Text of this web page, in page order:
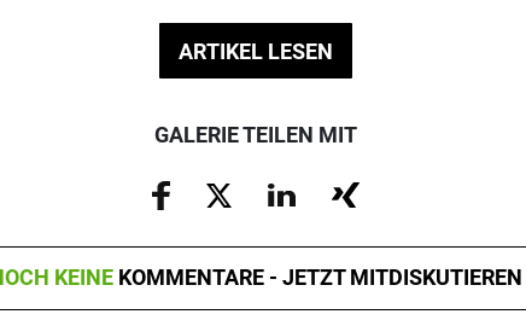
ARTIKEL LESEN
GALERIE TEILEN MIT
KEINE KOMMENTARE - JETZT MITDISKUTIEREN